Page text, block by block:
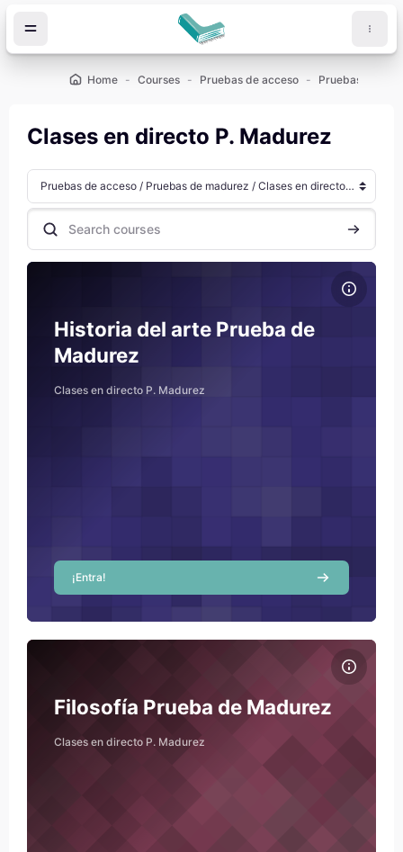
Home Courses Pruebas de acceso Pruebas de
Clases en directo P. Madurez
Course categories
Search courses Search
Course image Historia del arte Prueba de Madurez
Course image
Course name
Historia del arte Prueba de
Madurez
Clases en directo P. Madurez
¡Entra!
Course image Filosofía Prueba de Madurez
Course image
Course name
Filosofía Prueba de Madurez
Clases en directo P. Madurez